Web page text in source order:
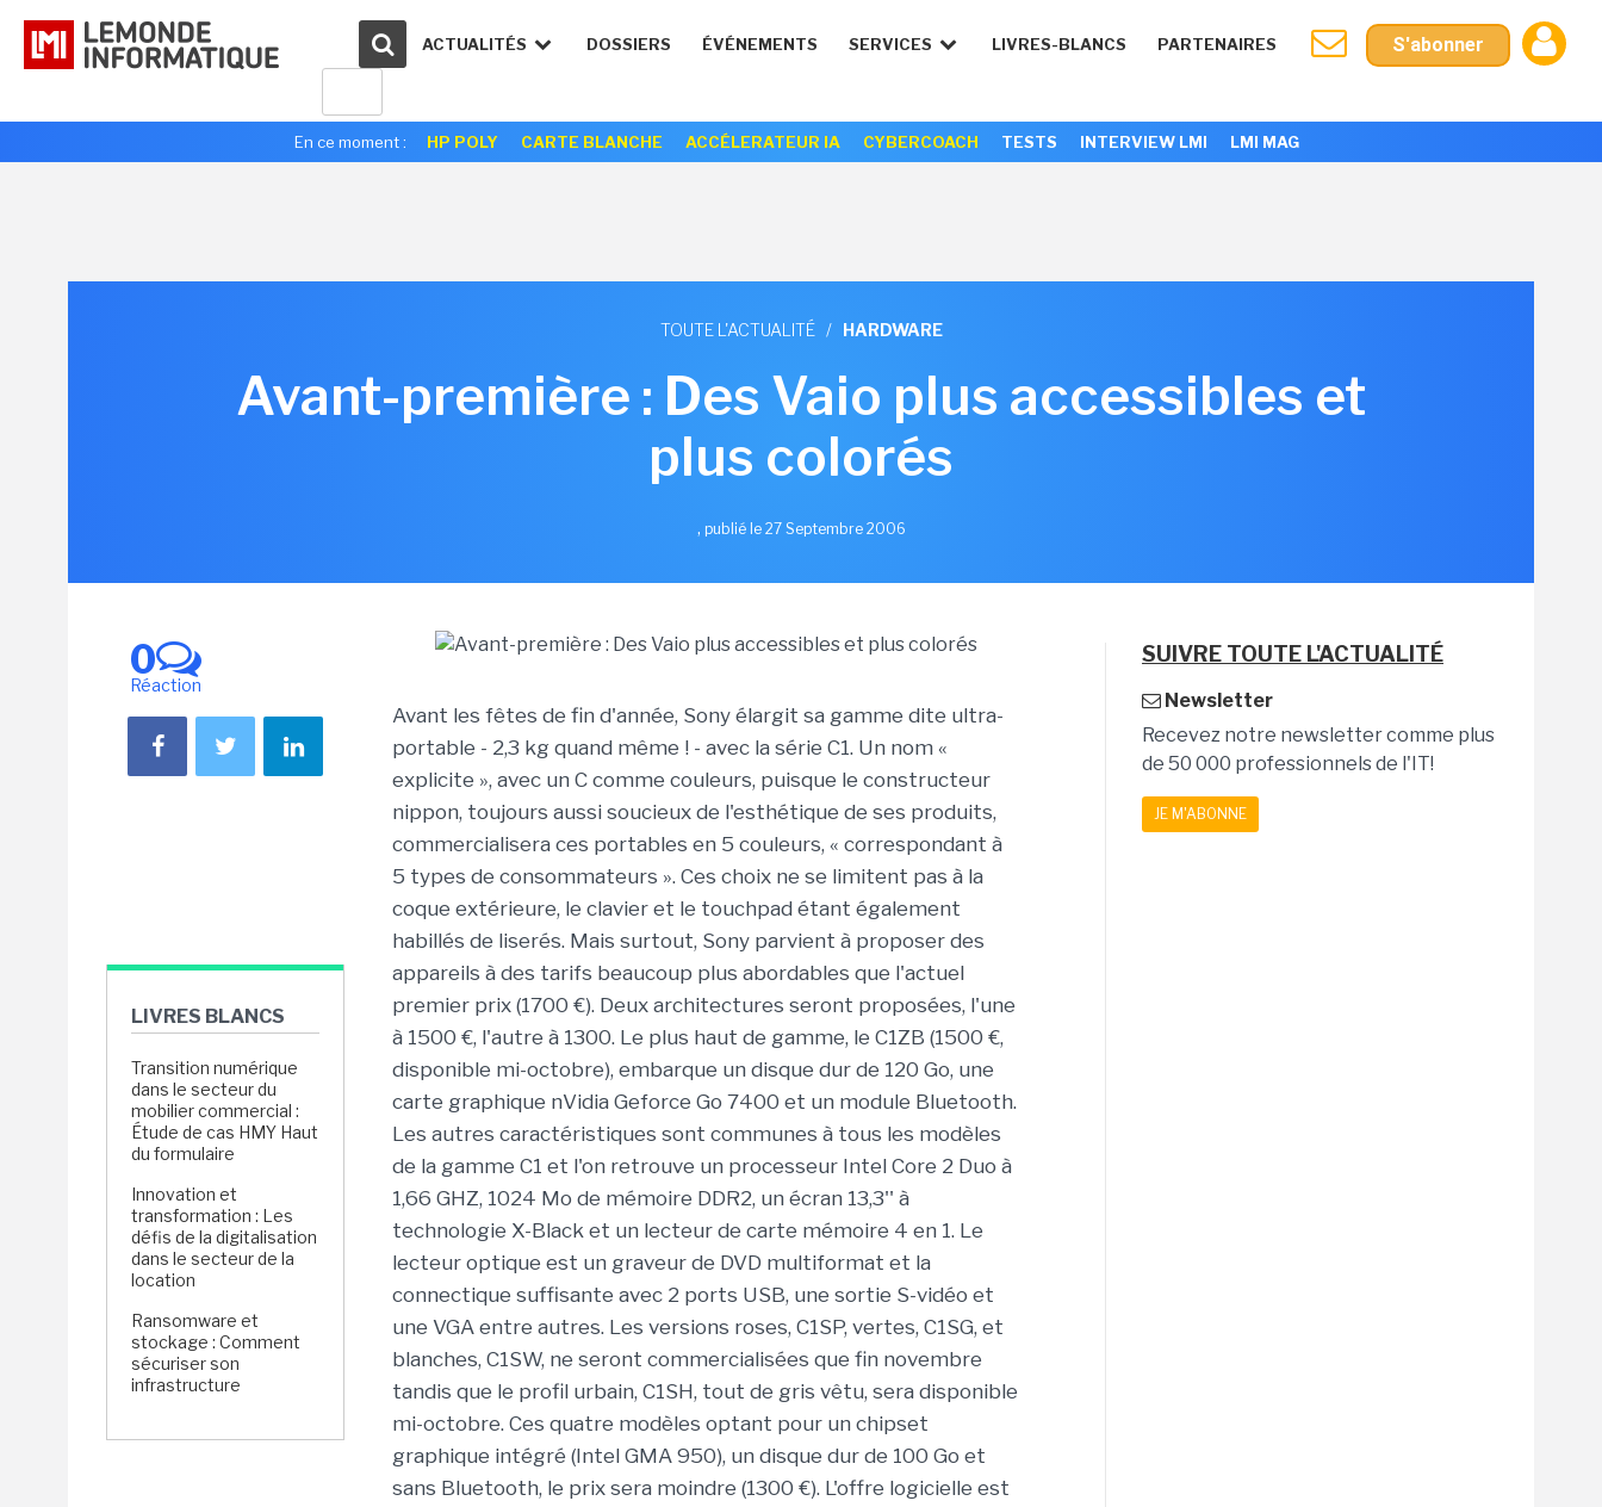
ACTUALITÉS DOSSIERS ÉVÉNEMENTS SERVICES LIVRES-BLANCS PARTENAIRES S'abonner
En ce moment : HP POLY CARTE BLANCHE ACCÉLERATEUR IA CYBERCOACH TESTS INTERVIEW LMI LMI MAG
TOUTE L'ACTUALITÉ / HARDWARE
Avant-première : Des Vaio plus accessibles et
plus colorés
, publié le 27 Septembre 2006
0
Réaction
LIVRES BLANCS
Transition numérique
dans le secteur du
mobilier commercial :
Étude de cas HMY Haut
du formulaire
Innovation et
transformation : Les
défis de la digitalisation
dans le secteur de la
location
Ransomware et
stockage : Comment
sécuriser son
infrastructure
Avant les fêtes de fin d'année, Sony élargit sa gamme dite ultra-
portable - 2,3 kg quand même ! - avec la série C1. Un nom «
explicite », avec un C comme couleurs, puisque le constructeur
nippon, toujours aussi soucieux de l'esthétique de ses produits,
commercialisera ces portables en 5 couleurs, « correspondant à
5 types de consommateurs ». Ces choix ne se limitent pas à la
coque extérieure, le clavier et le touchpad étant également
habillés de liserés. Mais surtout, Sony parvient à proposer des
appareils à des tarifs beaucoup plus abordables que l'actuel
premier prix (1700 €). Deux architectures seront proposées, l'une
à 1500 €, l'autre à 1300. Le plus haut de gamme, le C1ZB (1500 €,
disponible mi-octobre), embarque un disque dur de 120 Go, une
carte graphique nVidia Geforce Go 7400 et un module Bluetooth.
Les autres caractéristiques sont communes à tous les modèles
de la gamme C1 et l'on retrouve un processeur Intel Core 2 Duo à
1,66 GHZ, 1024 Mo de mémoire DDR2, un écran 13,3'' à
technologie X-Black et un lecteur de carte mémoire 4 en 1. Le
lecteur optique est un graveur de DVD multiformat et la
connectique suffisante avec 2 ports USB, une sortie S-vidéo et
une VGA entre autres. Les versions roses, C1SP, vertes, C1SG, et
blanches, C1SW, ne seront commercialisées que fin novembre
tandis que le profil urbain, C1SH, tout de gris vêtu, sera disponible
mi-octobre. Ces quatre modèles optant pour un chipset
graphique intégré (Intel GMA 950), un disque dur de 100 Go et
sans Bluetooth, le prix sera moindre (1300 €). L'offre logicielle est
SUIVRE TOUTE L'ACTUALITÉ
Newsletter
Recevez notre newsletter comme plus
de 50 000 professionnels de l'IT!
JE M'ABONNE